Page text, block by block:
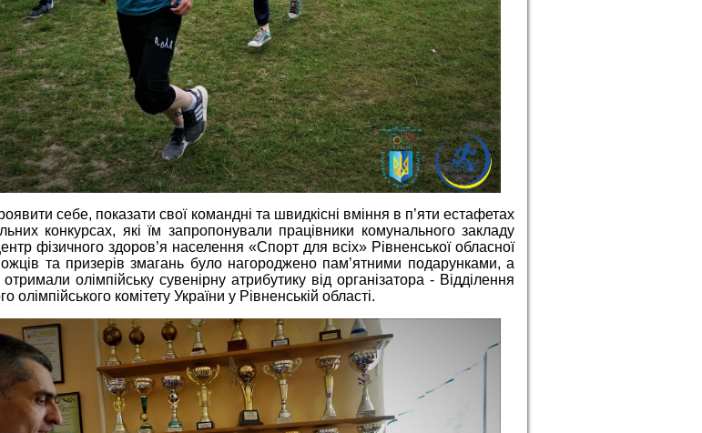
себе, показати свої командні та швидкісні вміння в п’яти естафетах
конкурсах, які їм запропонували працівники комунального закладу
фізичного здоров’я населення «Спорт для всіх» Рівненської обласної
та призерів змагань було нагороджено пам’ятними подарунками, а
отримали олімпійську сувенірну атрибутику від організатора - Відділення
олімпійського комітету України у Рівненській області.